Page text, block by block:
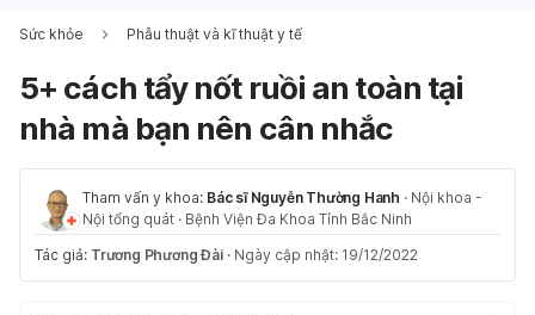
Sức khỏe Phẫu thuật và kĩ thuật y tế
5+ cách tẩy nốt ruồi an toàn tại
nhà mà bạn nên cân nhắc
Tham vấn y khoa: Bác sĩ Nguyễn Thường Hanh · Nội khoa -
Nội tổng quát · Bệnh Viện Đa Khoa Tỉnh Bắc Ninh
Tác giả: Trương Phương Đài · Ngày cập nhật: 19/12/2022